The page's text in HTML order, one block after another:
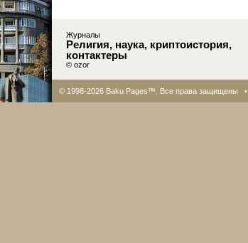
Журналы
Религия, наука, криптоистория,
контактеры
© ozor
© 1998-2026 Baku Pages™. Все права защищены •